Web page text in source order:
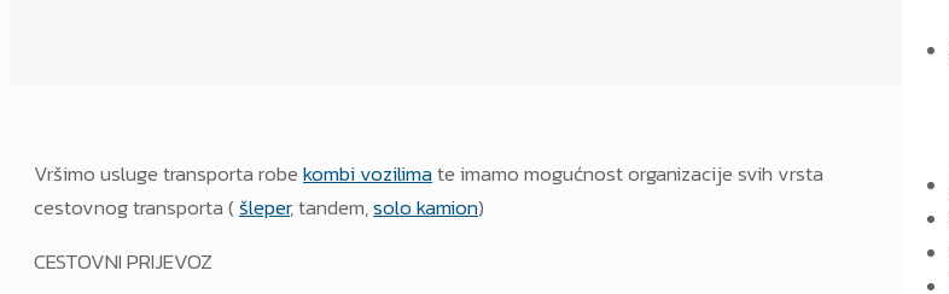
Vršimo usluge transporta robekombi vozilimate imamo mogućnost organizacije svih vrsta
cestovnog transporta (šleper, tandem,solo kamion)
CESTOVNI PRIJEVOZ